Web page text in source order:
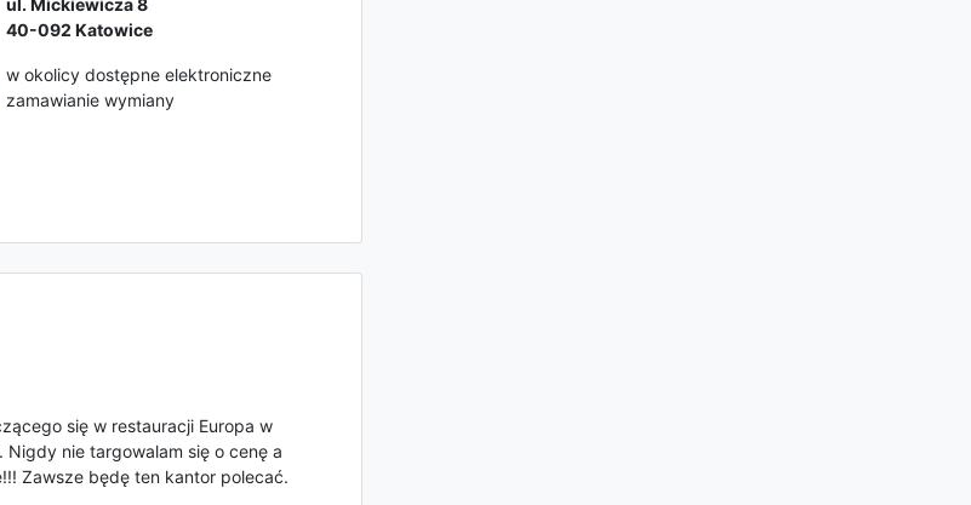
ul. Mickiewicza 8
40-092 Katowice
w okolicy dostępne elektroniczne
zamawianie wymiany
się w restauracji Europa w
Nigdy nie targowalam się o cenę a
Zawsze będę ten kantor polecać.